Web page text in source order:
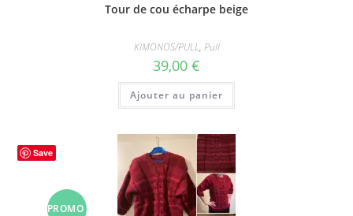
Tour de cou écharpe beige
KIMONOS/PULL, Pull
39,00 €
Ajouter au panier
Save
PROMO